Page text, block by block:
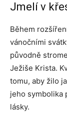
Jmelí v
Během
vánočními
původně
Ježiše Krista.
tomu, aby žilo
jeho symbolika
lásky.